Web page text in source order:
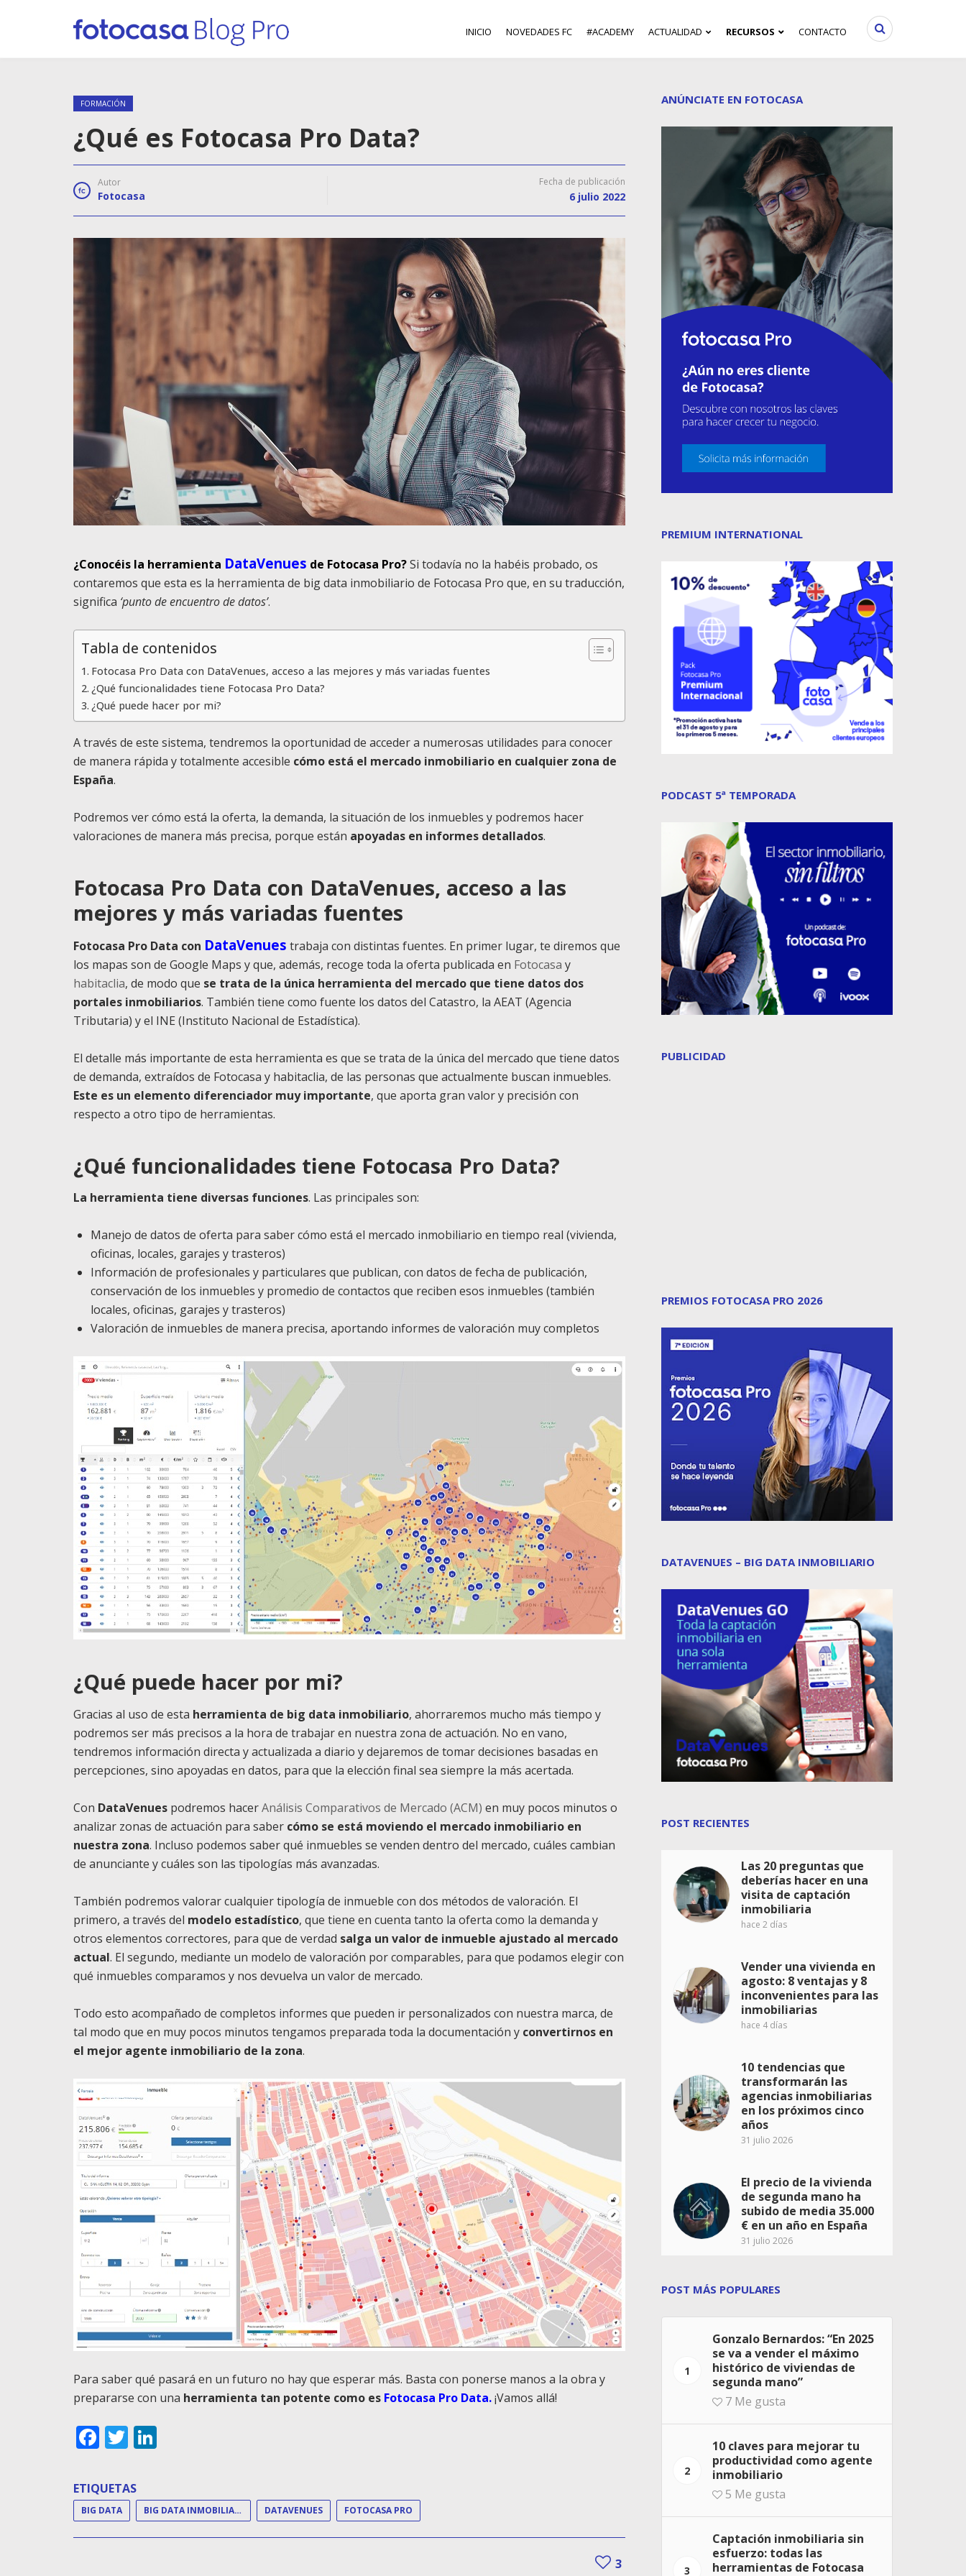
INICIO NOVEDADES FC #ACADEMY ACTUALIDAD RECURSOS CONTACTO
FORMACIÓN
¿Qué es Fotocasa Pro Data?
Autor
Fotocasa
Fecha de publicación
6 julio 2022
¿Conocéis la herramienta DataVenues de Fotocasa Pro?Si todavía no la habéis probado, os
contaremos que esta es la herramienta de big data inmobiliario de Fotocasa Pro que, en su traducción,
significa ‘punto de encuentro de datos’.
Tabla de contenidos
Fotocasa Pro Data con DataVenues, acceso a las mejores y más variadas fuentes
¿Qué funcionalidades tiene Fotocasa Pro Data?
¿Qué puede hacer por mi?
A través de este sistema, tendremos la oportunidad de acceder a numerosas utilidades para conocer
de manera rápida y totalmente accesible cómo está el mercado inmobiliario en cualquier zona de
España.
Podremos ver cómo está la oferta, la demanda, la situación de los inmuebles y podremos hacer
valoraciones de manera más precisa, porque están apoyadas en informes detallados.
Fotocasa Pro Data con DataVenues, acceso a las
mejores y más variadas fuentes
Fotocasa Pro Data con DataVenues trabaja con distintas fuentes. En primer lugar, te diremos que
los mapas son de Google Maps y que, además, recoge toda la oferta publicada en Fotocasa y
habitaclia, de modo que se trata de la única herramienta del mercado que tiene datos dos
portales inmobiliarios. También tiene como fuente los datos del Catastro, la AEAT (Agencia
Tributaria) y el INE (Instituto Nacional de Estadística).
El detalle más importante de esta herramienta es que se trata de la única del mercado que tiene datos
de demanda, extraídos de Fotocasa y habitaclia, de las personas que actualmente buscan inmuebles.
Este es un elemento diferenciador muy importante, que aporta gran valor y precisión con
respecto a otro tipo de herramientas.
¿Qué funcionalidades tiene Fotocasa Pro Data?
La herramienta tiene diversas funciones. Las principales son:
Manejo de datos de oferta para saber cómo está el mercado inmobiliario en tiempo real (vivienda,
oficinas, locales, garajes y trasteros)
Información de profesionales y particulares que publican, con datos de fecha de publicación,
conservación de los inmuebles y promedio de contactos que reciben esos inmuebles (también
locales, oficinas, garajes y trasteros)
Valoración de inmuebles de manera precisa, aportando informes de valoración muy completos
¿Qué puede hacer por mi?
Gracias al uso de esta herramienta de big data inmobiliario, ahorraremos mucho más tiempo y
podremos ser más precisos a la hora de trabajar en nuestra zona de actuación. No en vano,
tendremos información directa y actualizada a diario y dejaremos de tomar decisiones basadas en
percepciones, sino apoyadas en datos, para que la elección final sea siempre la más acertada.
Con DataVenues podremos hacerAnálisis Comparativos de Mercado (ACM) en muy pocos minutos o
analizar zonas de actuación para saber cómo se está moviendo el mercado inmobiliario en
nuestra zona. Incluso podemos saber qué inmuebles se venden dentro del mercado, cuáles cambian
de anunciante y cuáles son las tipologías más avanzadas.
También podremos valorar cualquier tipología de inmueble con dos métodos de valoración. El
primero, a través del modelo estadístico, que tiene en cuenta tanto la oferta como la demanda y
otros elementos correctores, para que de verdad salga un valor de inmueble ajustado al mercado
actual. El segundo, mediante un modelo de valoración por comparables, para que podamos elegir con
qué inmuebles comparamos y nos devuelva un valor de mercado.
Todo esto acompañado de completos informes que pueden ir personalizados con nuestra marca, de
tal modo que en muy pocos minutos tengamos preparada toda la documentación y convertirnos en
el mejor agente inmobiliario de la zona.
Para saber qué pasará en un futuro no hay que esperar más. Basta con ponerse manos a la obra y
prepararse con una herramienta tan potente como es Fotocasa Pro Data.¡Vamos allá!
Facebook
Twitter
ETIQUETAS
BIG DATA BIG DATA INMOBILIARIO DATAVENUES FOTOCASA PRO
3
ANÚNCIATE EN FOTOCASA
PREMIUM INTERNATIONAL
PODCAST 5ª TEMPORADA
PUBLICIDAD
PREMIOS FOTOCASA PRO 2026
DATAVENUES – BIG DATA INMOBILIARIO
POST RECIENTES
Las 20 preguntas que
deberías hacer en una
visita de captación
inmobiliaria
hace 2 días
Vender una vivienda en
agosto: 8 ventajas y 8
inconvenientes para las
inmobiliarias
hace 4 días
10 tendencias que
transformarán las
agencias inmobiliarias
en los próximos cinco
años
31 julio 2026
El precio de la vivienda
de segunda mano ha
subido de media 35.000
€ en un año en España
31 julio 2026
POST MÁS POPULARES
1
Gonzalo Bernardos: “En 2025
se va a vender el máximo
histórico de viviendas de
segunda mano”
7 Me gusta
2
10 claves para mejorar tu
productividad como agente
inmobiliario
5 Me gusta
3
Captación inmobiliaria sin
esfuerzo: todas las
herramientas de Fotocasa